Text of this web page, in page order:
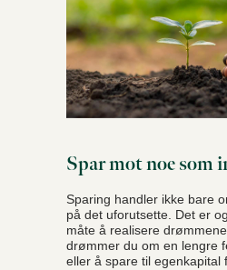
Spar mot noe som
Sparing handler ikke bare
på det uforutsette. Det er
måte å realisere
drømmer du om en lengre
eller å spare til egenkapital